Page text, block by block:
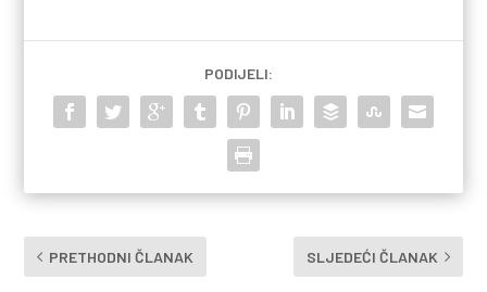
PODIJELI:
PRETHODNI ČLANAK SLJEDEĆI ČLANAK